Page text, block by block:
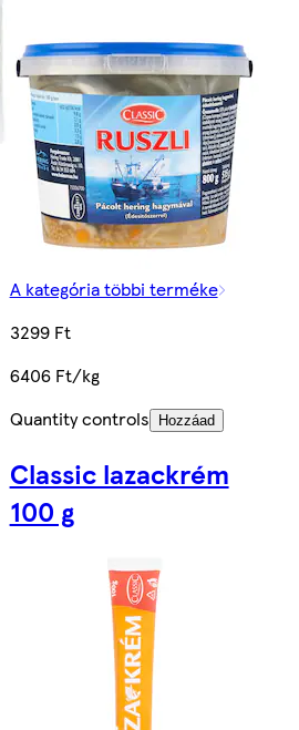
A kategória többi terméke
3299 Ft
6406 Ft/kg
Quantity controls
Hozzáad
Classic lazackrém
100 g